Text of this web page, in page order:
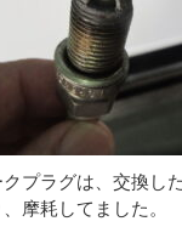
プラグは、交換し
摩耗してました。